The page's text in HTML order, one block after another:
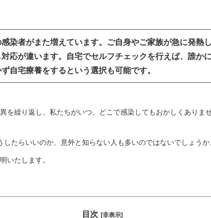
染者がまた増えています。ご自身やご家族が急に発熱
応が違います。自宅でセルフチェックを行えば、誰か
自宅療養をするという選択も可能です。
を繰り返し、私たちがいつ、どこで感染してもおかしくありませ
たらいいのか、意外と知らない人も多いのではないでしょうか
いたします。
目次 [非表示]